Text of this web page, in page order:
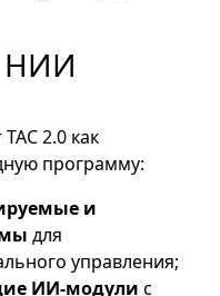
НИИ
ТАС 2.0 как
программу:
и
для
управления;
ИИ‑модули с